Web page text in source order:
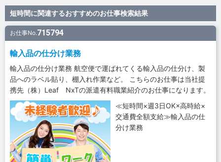
短時間に関連するおすすめのお仕事検索結果
お仕事No.715794
輸入品の仕分け業務
輸入品の仕分け業務 航空便で運ばれてくる輸入品の仕分け、製
品へのラベル貼り、棚入れ作業など。 こちらのお仕事は当社提
携先（株）Leaf NxTの派遣有料職業紹介のお仕事になります。
≪短時間×週3日OK×高時給×
交通費全額支給≫輸入品の仕
分け業務